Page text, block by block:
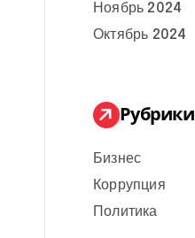
Ноябрь 2024
Октябрь 2024
Рубрики
Бизнес
Коррупция
Политика